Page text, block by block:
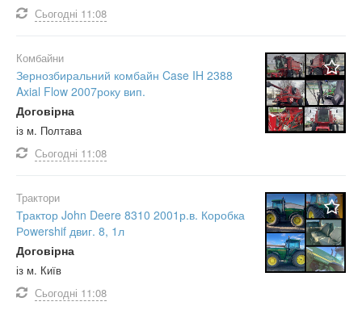
Сьогодні 11:08
Комбайни
Зернозбиральний комбайн Case IH 2388
Axial Flow 2007року вип.
Договірна
із м. Полтава
Сьогодні 11:08
Трактори
Трактор John Deere 8310 2001р.в. Коробка
Рowershif двиг. 8, 1л
Договірна
із м. Київ
Сьогодні 11:08